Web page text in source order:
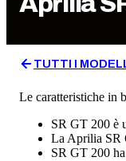
TUTTI I
Le caratteristiche in
SR GT 200 è
La Aprilia SR
SR GT 200